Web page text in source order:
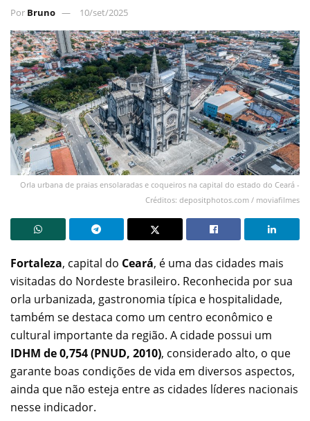
Por Bruno 10/set/2025
Orla urbana de praias ensolaradas e coqueiros na capital do estado do Ceará -
Créditos: depositphotos.com / moviafilmes
Fortaleza, capital do Ceará, é uma das cidades mais
visitadas do Nordeste brasileiro. Reconhecida por sua
orla urbanizada, gastronomia típica e hospitalidade,
também se destaca como um centro econômico e
cultural importante da região. A cidade possui um
IDHM de 0,754 (PNUD, 2010), considerado alto, o que
garante boas condições de vida em diversos aspectos,
ainda que não esteja entre as cidades líderes nacionais
nesse indicador.